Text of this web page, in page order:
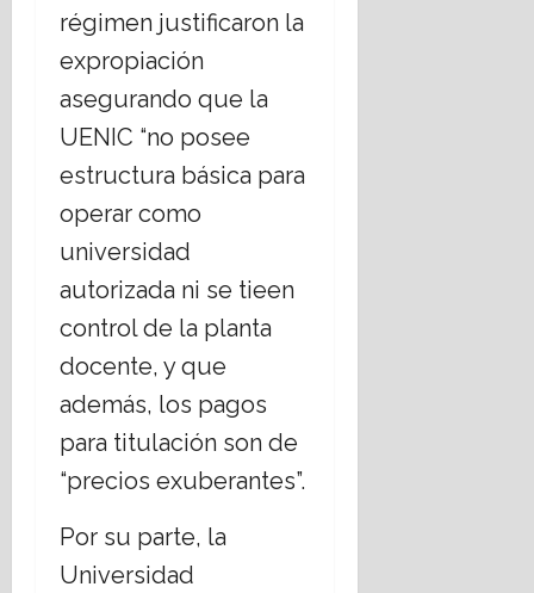
régimen justificaron la
expropiación
asegurando que la
UENIC “no posee
estructura básica para
operar como
universidad
autorizada ni se tieen
control de la planta
docente, y que
además, los pagos
para titulación son de
“precios exuberantes”.
Por su parte, la
Universidad